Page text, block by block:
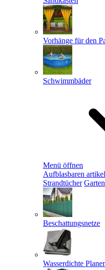
Vorhänge für den
Schwimmbäder
Menü öffnen
Aufblasbaren artikel
Strandtücher
Beschattungsnetze
Wasserdichte